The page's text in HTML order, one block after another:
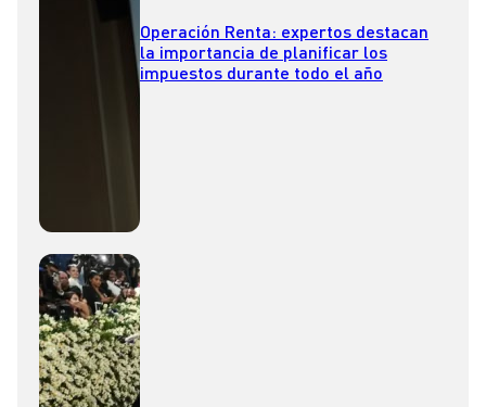
Operación Renta: expertos destacan
la importancia de planificar los
impuestos durante todo el año